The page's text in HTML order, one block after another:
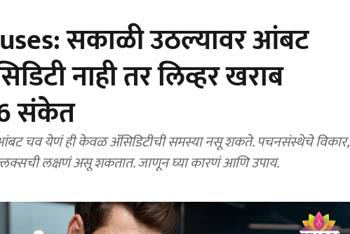
सकाळी उठल्यावर आंबट
नाही तर लिव्हर खराब
संकेत
चव येणं ही केवळ ॲसिडिटीची समस्या नसू शकते. पचनसंस्थेचे विकार,
लक्षणं असू शकतात. जाणून घ्या कारणं आणि उपाय.